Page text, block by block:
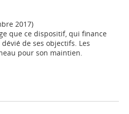
2017)
que ce dispositif, qui finance
de ses objectifs. Les
pour son maintien.